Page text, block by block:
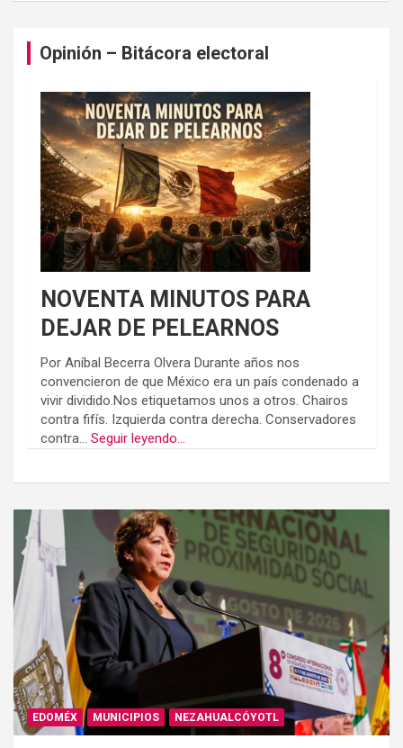
Opinión – Bitácora electoral
NOVENTA MINUTOS PARA
DEJAR DE PELEARNOS
Por Aníbal Becerra Olvera Durante años nos
convencieron de que México era un país condenado a
vivir dividido.Nos etiquetamos unos a otros. Chairos
contra fifís. Izquierda contra derecha. Conservadores
contra... Seguir leyendo...
EDOMÉX MUNICIPIOS NEZAHUALCÓYOTL